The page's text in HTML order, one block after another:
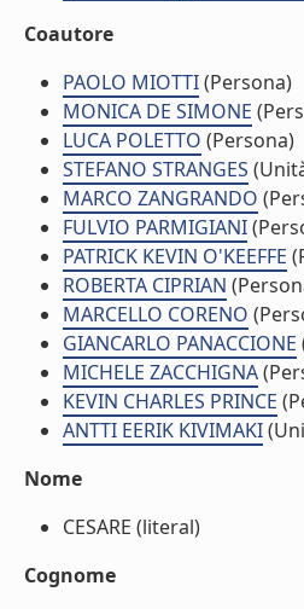
Coautore
PAOLO MIOTTI(Persona)
MONICA DE SIMONE
LUCA POLETTO (Persona)
STEFANO STRANGES
MARCO ZANGRANDO
FULVIO PARMIGIANI
PATRICK KEVIN O'KEEFFE
ROBERTA CIPRIAN
MARCELLO CORENO
GIANCARLO PANACCIONE
MICHELE ZACCHIGNA
KEVIN CHARLES PRINCE
ANTTI EERIK KIVIMAKI
Nome
CESARE (literal)
Cognome